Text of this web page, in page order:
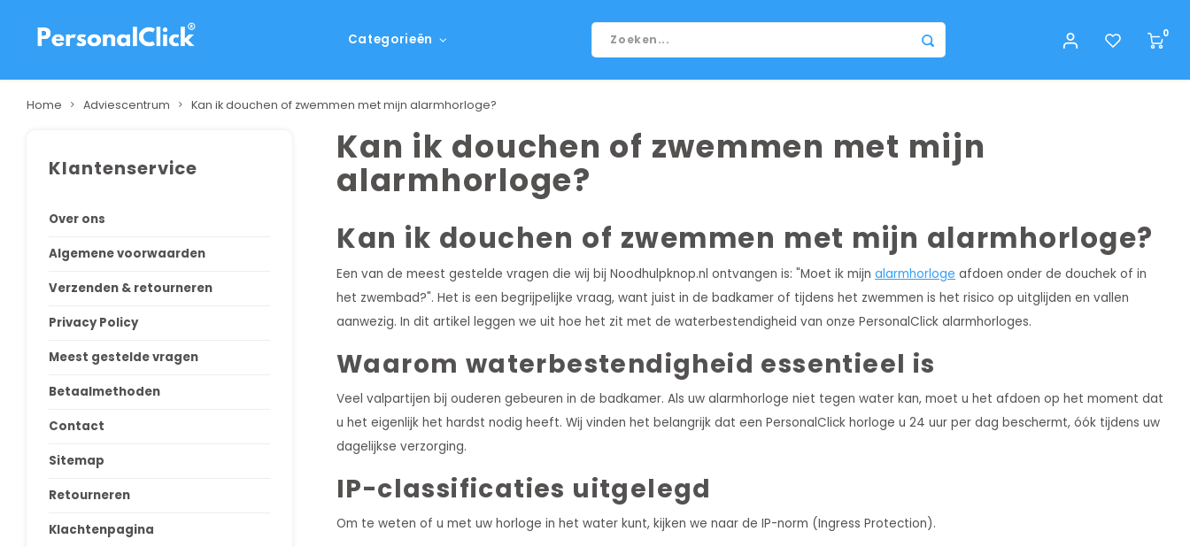
Categorieën 0
Home Adviescentrum Kan ik douchen of zwemmen met mijn alarmhorloge?
Klantenservice
Over ons
Algemene voorwaarden
Verzenden & retourneren
Privacy Policy
Meest gestelde vragen
Betaalmethoden
Contact
Sitemap
Retourneren
Klachtenpagina
Kan ik douchen of zwemmen met mijn
alarmhorloge?
Kan ik douchen of zwemmen met mijn alarmhorloge?
Een van de meest gestelde vragen die wij bij Noodhulpknop.nl ontvangen is: "Moet ik mijn alarmhorloge afdoen onder de douchek of in
het zwembad?". Het is een begrijpelijke vraag, want juist in de badkamer of tijdens het zwemmen is het risico op uitglijden en vallen
aanwezig. In dit artikel leggen we uit hoe het zit met de waterbestendigheid van onze PersonalClick alarmhorloges.
Waarom waterbestendigheid essentieel is
Veel valpartijen bij ouderen gebeuren in de badkamer. Als uw alarmhorloge niet tegen water kan, moet u het afdoen op het moment dat
u het eigenlijk het hardst nodig heeft. Wij vinden het belangrijk dat een PersonalClick horloge u 24 uur per dag beschermt, óók tijdens uw
dagelijkse verzorging.
IP-classificaties uitgelegd
Om te weten of u met uw horloge in het water kunt, kijken we naar de IP-norm (Ingress Protection).